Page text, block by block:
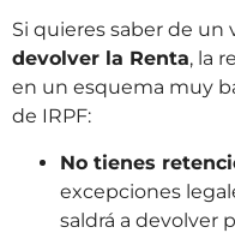
Si quieres saber de un
devolver la Renta, la
en un esquema muy
de IRPF:
No tienes
excepciones
saldrá a devolver